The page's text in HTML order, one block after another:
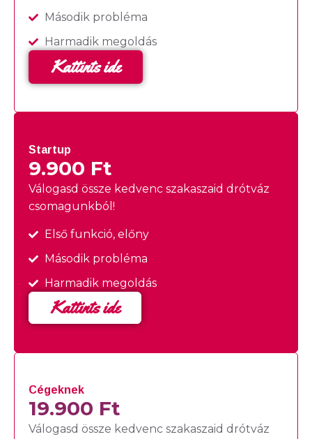
Második probléma
Harmadik megoldás
Kattints ide
Startup
9.900 Ft
Válogasd össze kedvenc szakaszaid drótváz
csomagunkból!
Első funkció, előny
Második probléma
Harmadik megoldás
Kattints ide
Cégeknek
19.900 Ft
Válogasd össze kedvenc szakaszaid drótváz